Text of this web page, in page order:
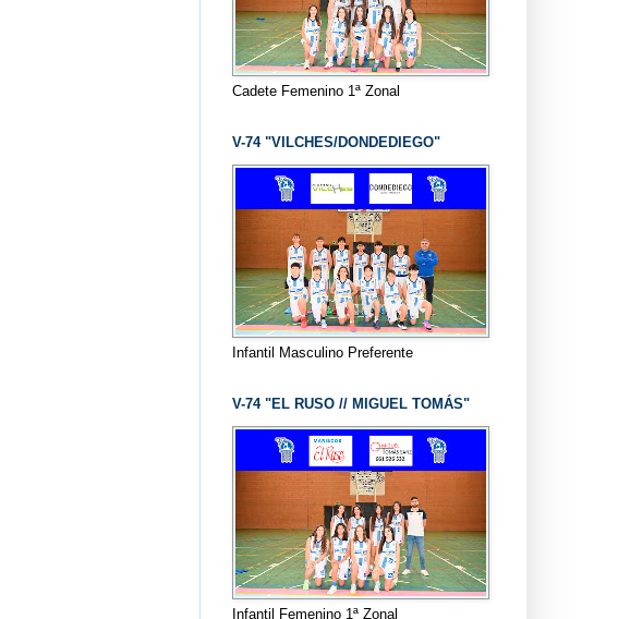
Cadete Femenino 1ª Zonal
V-74 "VILCHES/DONDEDIEGO"
Infantil Masculino Preferente
V-74 "EL RUSO // MIGUEL TOMÁS"
Infantil Femenino 1ª Zonal